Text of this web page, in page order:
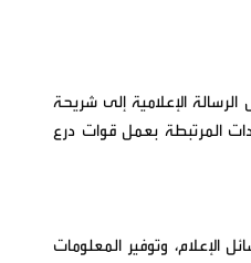
الإعلامية إلى شريحة
المرتبطة بعمل قوات درع
وتوفير المعلومات